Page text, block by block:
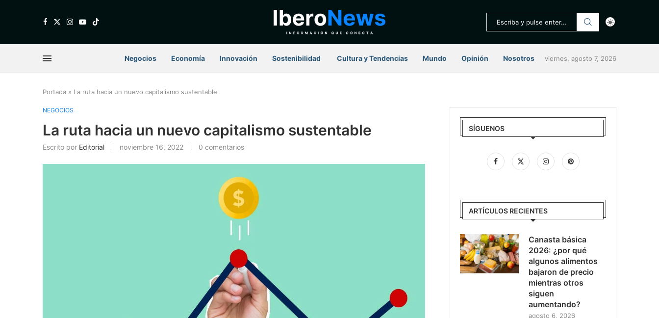
Negocios Economía Innovación Sostenibilidad ⁠ Cultura y Tendencias Mundo Opinión Nosotros viernes, agosto 7, 2026
Portada » La ruta hacia un nuevo capitalismo sustentable
NEGOCIOS
La ruta hacia un nuevo capitalismo sustentable
Escrito por Editorial noviembre 16, 2022 0 comentarios
SÍGUENOS
ARTÍCULOS RECIENTES
Canasta básica
2026: ¿por qué
algunos alimentos
bajaron de precio
mientras otros
siguen
aumentando?
agosto 6, 2026